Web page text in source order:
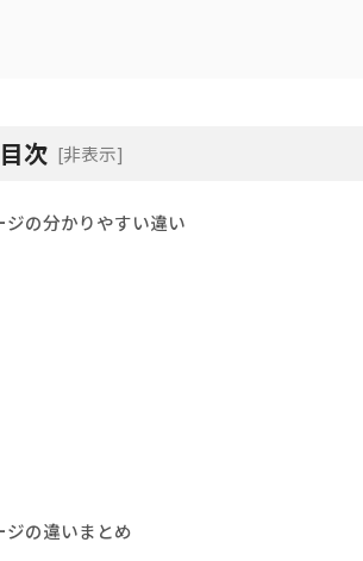
目次 [非表示]
の分かりやすい違い
の違いまとめ